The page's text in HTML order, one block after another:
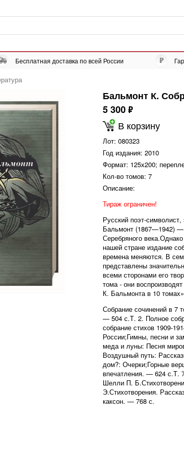
Бесплатная доставка по всей России
Бальмонт К.
5 300 ф
В корзину
Лот: 080323
Год издания: 2010
Формат: 125х200;
Кол-во томов: 7
Описание:
Тираж ограничен!
Русский поэт-
Бальмонт (1867—1942) —
Серебряного
нашей стране издание
времена меняются. В
представлены
всеми сторонами его
тома - они
К. Бальмонта в 10
Собрание сочинений в 7
— 504 с.Т. 2. Полное
собрание стихов 1909-
России;Гимны, песни и
меда и луны: Песня
Воздушный путь:
дом?: Очерки;Горные
впечатления. — 624 с.Т.
Шелли П.
Э.Стихотворения.
каксон. — 768 с.